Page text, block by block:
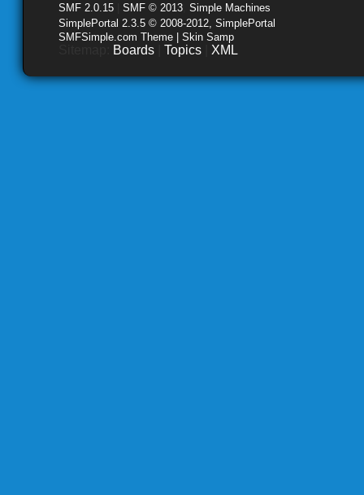
SMF 2.0.15 SMF © 2013 Simple Machines
SimplePortal 2.3.5 © 2008-2012, SimplePortal
SMFSimple.com Theme | Skin Samp
Boards Topics XML